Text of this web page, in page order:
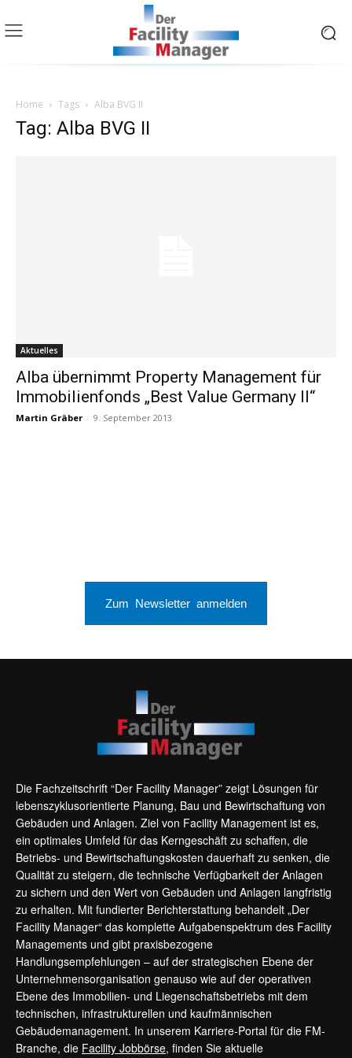
Home Tags Alba BVG II
Tag: Alba BVG II
Aktuelles
Alba übernimmt Property Management für
Immobilienfonds „Best Value Germany II“
Martin Gräber - 9. September 2013
Zum Newsletter anmelden
Die Fachzeitschrift “Der Facility Manager” zeigt Lösungen für
lebenszyklusorientierte Planung, Bau und Bewirtschaftung von
Gebäuden und Anlagen. Ziel von Facility Management ist es,
ein optimales Umfeld für das Kerngeschäft zu schaffen, die
Betriebs- und Bewirtschaftungskosten dauerhaft zu senken, die
Qualität zu steigern, die technische Verfügbarkeit der Anlagen
zu sichern und den Wert von Gebäuden und Anlagen langfristig
zu erhalten. Mit fundierter Berichterstattung behandelt „Der
Facility Manager“ das komplette Aufgabenspektrum des Facility
Managements und gibt praxisbezogene
Handlungsempfehlungen – auf der strategischen Ebene der
Unternehmensorganisation genauso wie auf der operativen
Ebene des Immobilien- und Liegenschaftsbetriebs mit dem
technischen, infrastrukturellen und kaufmännischen
Gebäudemanagement. In unserem Karriere-Portal für die FM-
Branche, die Facility Jobbörse, finden Sie aktuelle